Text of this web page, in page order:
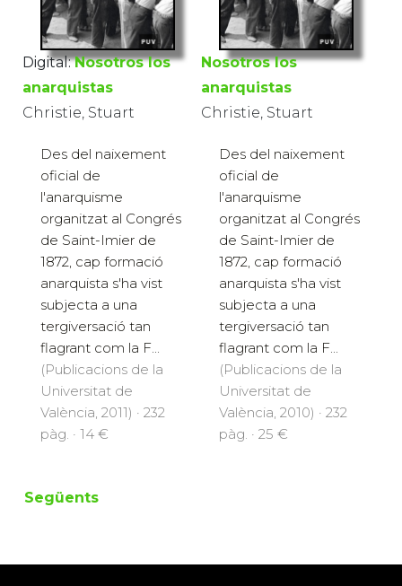
Digital: Nosotros los
anarquistas
Christie, Stuart
Des del naixement
oficial de
l'anarquisme
organitzat al Congrés
de Saint-Imier de
1872, cap formació
anarquista s'ha vist
subjecta a una
tergiversació tan
flagrant com la F...
(Publicacions de la
Universitat de
València, 2011) · 232
pàg. · 14 €
Nosotros los
anarquistas
Christie, Stuart
Des del naixement
oficial de
l'anarquisme
organitzat al Congrés
de Saint-Imier de
1872, cap formació
anarquista s'ha vist
subjecta a una
tergiversació tan
flagrant com la F...
(Publicacions de la
Universitat de
València, 2010) · 232
pàg. · 25 €
Següents